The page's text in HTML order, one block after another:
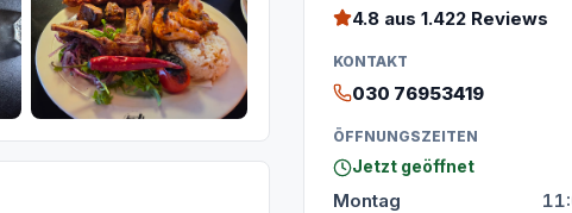
4.8 aus 1.422 Reviews
KONTAKT
030 76953419
ÖFFNUNGSZEITEN
Jetzt geöffnet
Montag